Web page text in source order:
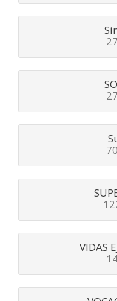
VIDAS